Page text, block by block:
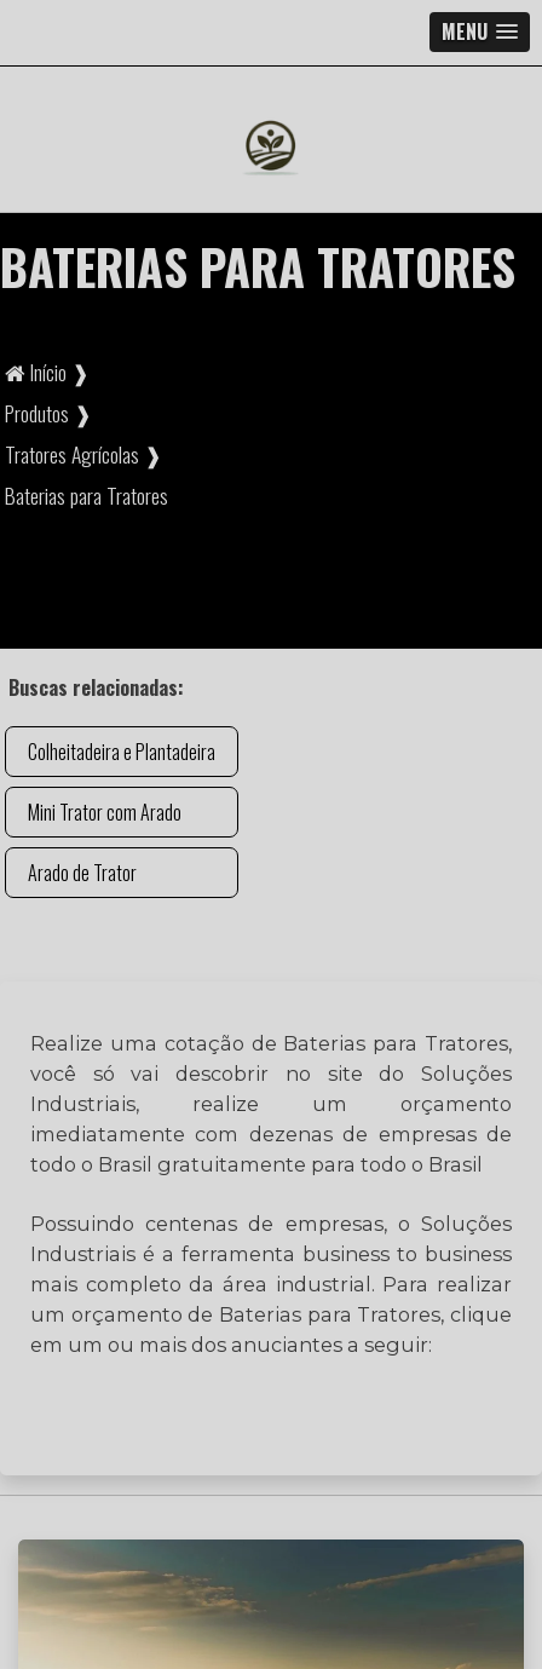
MENU
BATERIAS PARA TRATORES
Início ❱
Produtos ❱
Tratores Agrícolas ❱
Baterias para Tratores
Buscas relacionadas:
Colheitadeira e Plantadeira
Mini Trator com Arado
Arado de Trator
Realize uma cotação de Baterias para Tratores,
você só vai descobrir no site do Soluções
Industriais, realize um orçamento
imediatamente com dezenas de empresas de
todo o Brasil gratuitamente para todo o Brasil
Possuindo centenas de empresas, o Soluções
Industriais é a ferramenta business to business
mais completo da área industrial. Para realizar
um orçamento de Baterias para Tratores, clique
em um ou mais dos anuciantes a seguir: